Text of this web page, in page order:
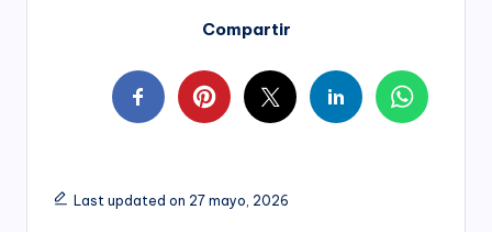
Compartir
Last updated on 27 mayo, 2026